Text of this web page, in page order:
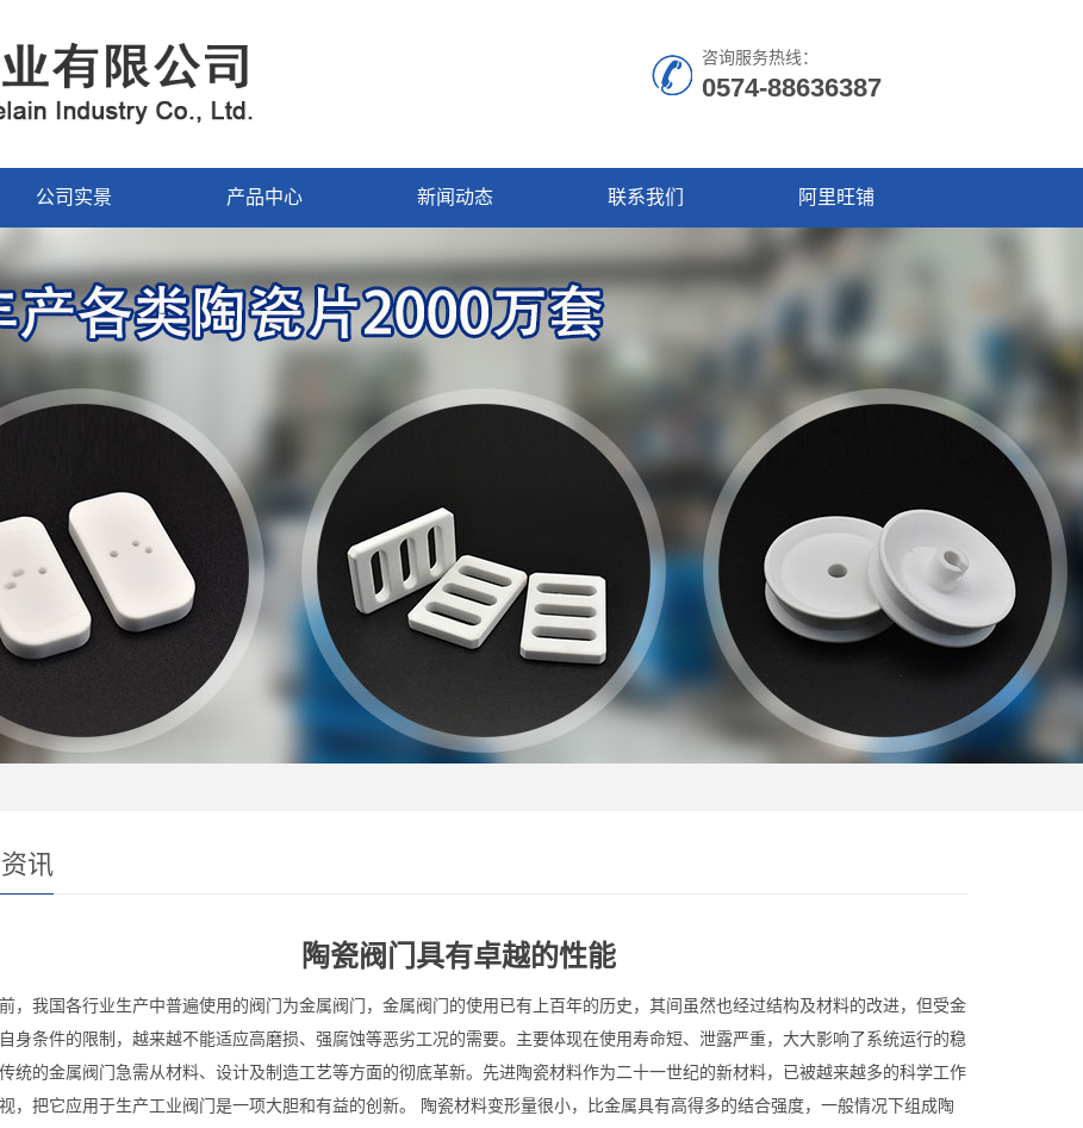
咨询服务热线：
0574-88636387
公司实景 产品中心 新闻动态 联系我们 阿里旺铺
讯
陶瓷阀门具有卓越的性能
，我国各行业生产中普遍使用的阀门为金属阀门，金属阀门的使用已有上百年的历史，其间虽然也经过结构及材料的改进，但受金
身条件的限制，越来越不能适应高磨损、强腐蚀等恶劣工况的需要。主要体现在使用寿命短、泄露严重，大大影响了系统运行的稳
统的金属阀门急需从材料、设计及制造工艺等方面的彻底革新。先进陶瓷材料作为二十一世纪的新材料，已被越来越多的科学工作
，把它应用于生产工业阀门是一项大胆和有益的创新。 陶瓷材料变形量很小，比金属具有高得多的结合强度，一般情况下组成陶